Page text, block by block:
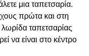
μια ταπετσαρία.
πρώτα και στη
λωρίδα ταπετσαρίας
να είναι στο κέντρο